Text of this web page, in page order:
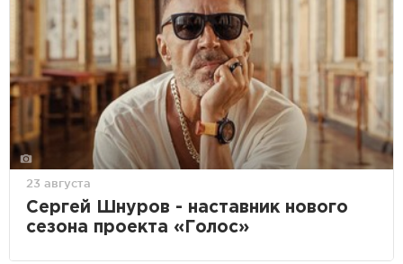
23 августа
Сергей Шнуров - наставник нового
сезона проекта «Голос»